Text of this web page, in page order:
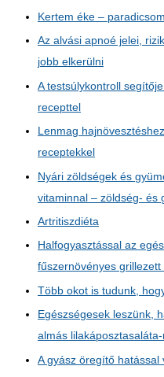
Kertem éke – paradicsom
Az alvási apnoé jelei,
jobb elkerülni
A testsúlykontroll
recepttel
Lenmag
receptekkel
Nyári zöldségek és
vitaminnal – zöldség- és
Artritiszdiéta
Halfogyasztással az
fűszernövényes
Több okot is tudunk,
Egészségesek leszünk,
almás lilakáposztasaláta-
A gyász öregítő hatással